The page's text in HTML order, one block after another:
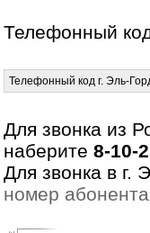
Телефонный
Телефонный код г. Эль-
Для звонка из
наберите 8-10-
Для звонка в г.
номер абонента